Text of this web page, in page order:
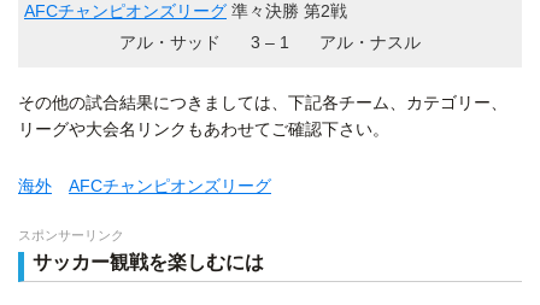
AFCチャンピオンズリーグ 準々決勝 第2戦
アル・サッド
3 – 1 アル・ナスル
その他の試合結果につきましては、下記各チーム、カテゴリー、
リーグや大会名リンクもあわせてご確認下さい。
海外 AFCチャンピオンズリーグ
スポンサーリンク
サッカー観戦を楽しむには